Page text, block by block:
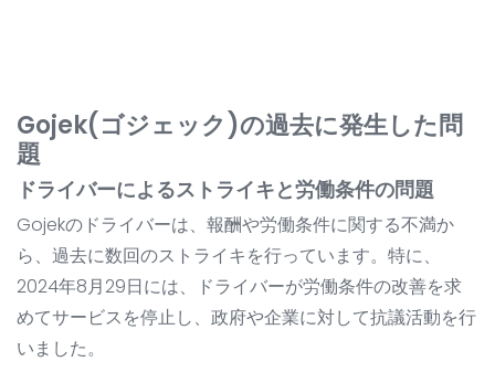
Gojek(ゴジェック)の過去に発生した問
題
ドライバーによるストライキと労働条件の問題
Gojekのドライバーは、報酬や労働条件に関する不満か
ら、過去に数回のストライキを行っています。特に、
2024年8月29日には、ドライバーが労働条件の改善を求
めてサービスを停止し、政府や企業に対して抗議活動を行
いました。